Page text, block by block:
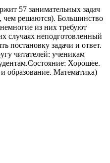
57 занимательных задач
чем решаются). Большинство
из них требуют
случаях неподготовленный
постановку задачи и ответ.
читателей: ученикам
Хорошее.
образование. Математика)